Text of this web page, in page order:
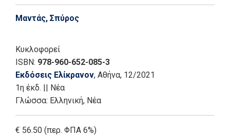
Μαντάς, Σπύρος
Κυκλοφορεί
ISBN: 978-960-652-085-3
Εκδόσεις Ελίκρανον, Αθήνα, 12/2021
1η έκδ. || Νέα
Γλώσσα: Ελληνική, Νέα
€ 56.50 (περ. ΦΠΑ 6%)